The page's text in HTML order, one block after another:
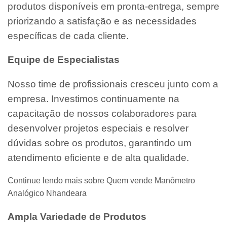
produtos disponíveis em pronta-entrega, sempre
priorizando a satisfação e as necessidades
específicas de cada cliente.
Equipe de Especialistas
Nosso time de profissionais cresceu junto com a
empresa. Investimos continuamente na
capacitação de nossos colaboradores para
desenvolver projetos especiais e resolver
dúvidas sobre os produtos, garantindo um
atendimento eficiente e de alta qualidade.
Continue lendo mais sobre Quem vende Manômetro
Analógico Nhandeara
Ampla Variedade de Produtos